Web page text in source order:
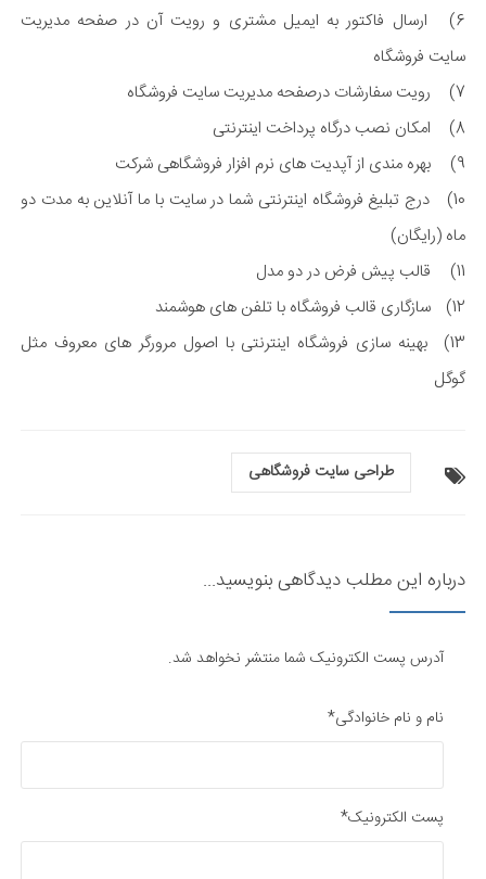
6)
ارسال فاکتور به ایمیل مشتری و رویت آن در صفحه مدیریت
سایت فروشگاه
7)
رویت سفارشات درصفحه مدیریت سایت فروشگاه
8)
امکان نصب درگاه پرداخت اینترنتی
9)
بهره مندی از آپدیت های نرم افزار فروشگاهی شرکت
10)
درج تبلیغ فروشگاه اینترنتی شما در سایت با ما آنلاین به مدت دو
ماه (رایگان)
11)
قالب پیش فرض در دو مدل
12)
سازگاری قالب فروشگاه با تلفن های هوشمند
13)
بهینه سازی فروشگاه اینترنتی با اصول مرورگر های معروف مثل
گوگل
طراحی سایت فروشگاهی
درباره این مطلب دیدگاهی بنویسید...
آدرس پست الکترونیک شما منتشر نخواهد شد.
نام و نام خانوادگی*
پست الکترونیک*